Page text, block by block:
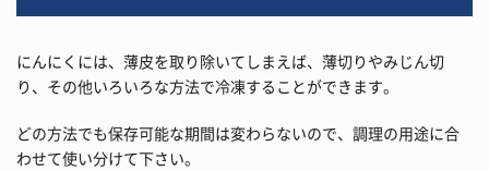
にんにくには、薄皮を取り除いてしまえば、薄切りやみじん切
り、その他いろいろな方法で冷凍することができます。
どの方法でも保存可能な期間は変わらないので、調理の用途に合
わせて使い分けて下さい。